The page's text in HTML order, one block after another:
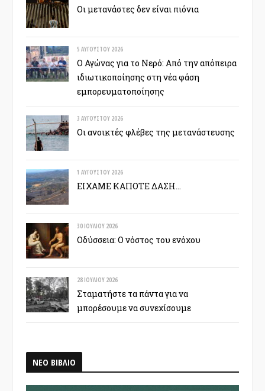
Οι μετανάστες δεν είναι πιόνια
5 ΑΥΓΟΎΣΤΟΥ 2026
Ο Αγώνας για το Νερό: Από την απόπειρα
ιδιωτικοποίησης στη νέα φάση
εμπορευματοποίησης
3 ΑΥΓΟΎΣΤΟΥ 2026
Οι ανοικτές φλέβες της μετανάστευσης
1 ΑΥΓΟΎΣΤΟΥ 2026
ΕΙΧΑΜΕ ΚΑΠΟΤΕ ΔΑΣΗ…
30 ΙΟΥΛΊΟΥ 2026
Οδύσσεια: Ο νόστος του ενόχου
28 ΙΟΥΛΊΟΥ 2026
Σταματήστε τα πάντα για να
μπορέσουμε να συνεχίσουμε
ΝΕΟ ΒΙΒΛΙΟ